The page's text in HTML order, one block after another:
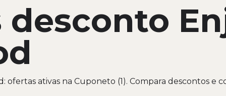
desconto
ofertas ativas na Cuponeto (1). Compara descontos e